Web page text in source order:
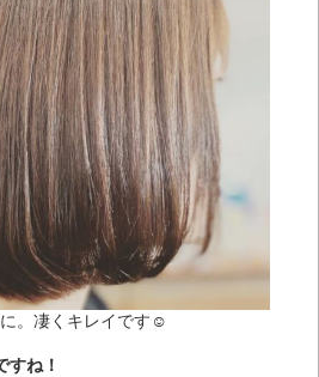
。凄くキレイです☺️
すね！